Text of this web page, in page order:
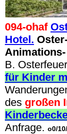
094-ohaf
Hotel.
B.
für Kinder
des großen
Anfrage. o0/